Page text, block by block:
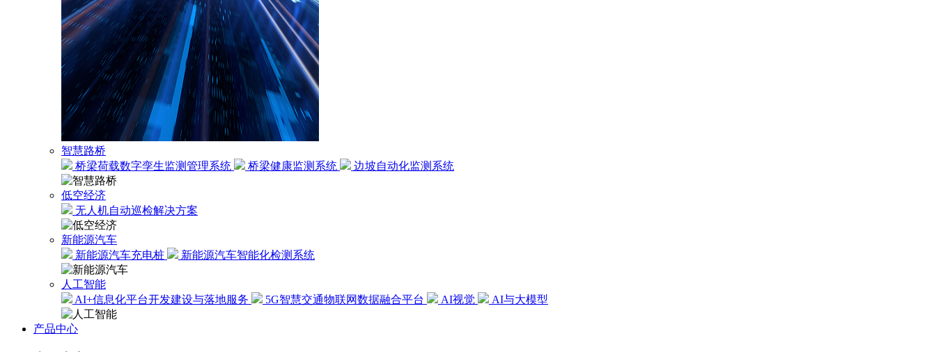
智慧路桥
桥梁荷载数字孪生监测管理系统
桥梁健康监测系统 边坡自动化监测系统
低空经济
无人机自动巡检解决方案
新能源汽车
新能源汽车充电桩
新能源汽车智能化检测系统
人工智能
AI+信息化平台开发建设与落地服务
5G智慧交通物联网数据融合平台 AI视觉 AI与大模型
产品中心